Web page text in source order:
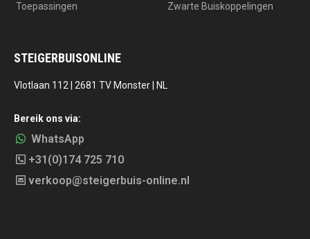
Toepassingen
Zwarte Buiskoppelingen
STEIGERBUISONLINE
Vlotlaan 112 | 2681 TV Monster | NL
Bereik ons via:
WhatsApp
+31(0)174 725 710
verkoop@steigerbuis-online.nl